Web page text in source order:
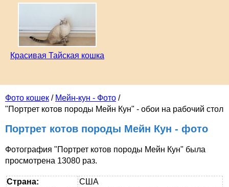
Фото кошек / Мейн-кун - Фото /
"Портрет котов породы Мейн Кун" - обои на рабочий стол
Портрет котов породы Мейн Кун - фото
Фотография "Портрет котов породы Мейн Кун" была
просмотрена 13080 раз.
Страна:
США
Красивая Тайская кошка